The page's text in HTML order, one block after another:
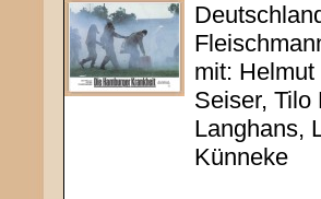
mit:
Seiser, Tilo
Langhans,
Künneke